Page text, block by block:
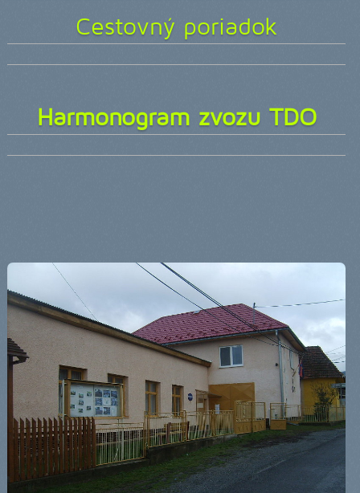
Cestovný poriadok
Harmonogram zvozu TDO